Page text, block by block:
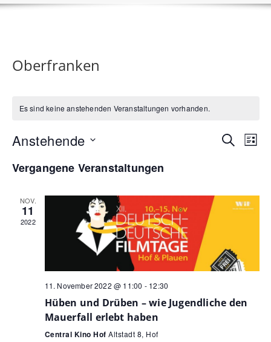
Oberfranken
Es sind keine anstehenden Veranstaltungen vorhanden.
SucheListe
Anstehende
wählen.
Vergangene Veranstaltungen
NOV.
11
2022
11. November 2022 @ 11:00 - 12:30
Hüben und Drüben – wie Jugendliche den
Mauerfall erlebt haben
Central Kino Hof Altstadt 8, Hof